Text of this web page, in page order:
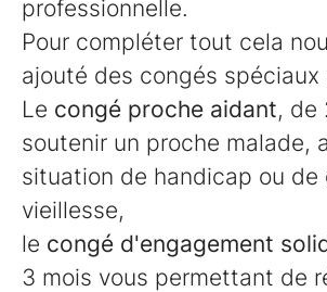
professionnelle.
Pour compléter tout cela
ajouté des congés spéciaux
Le congé proche aidant, de
soutenir un proche malade,
situation de handicap ou de
vieillesse,
le congé d'engagement
3 mois vous permettant de